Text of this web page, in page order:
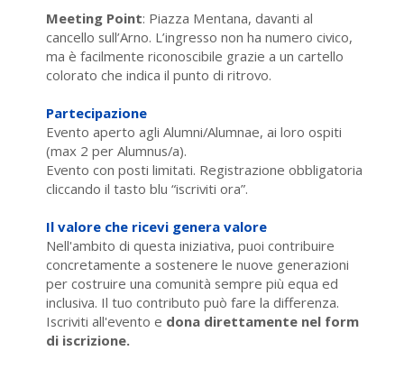
Meeting Point: Piazza Mentana, davanti al
cancello sull’Arno. L’ingresso non ha numero civico,
ma è facilmente riconoscibile grazie a un cartello
colorato che indica il punto di ritrovo.
Partecipazione
Evento aperto agli Alumni/Alumnae, ai loro ospiti
(max 2 per Alumnus/a).
Evento con posti limitati. Registrazione obbligatoria
cliccando il tasto blu “iscriviti ora”.
Il valore che ricevi genera valore
Nell'ambito di questa iniziativa, puoi contribuire
concretamente a sostenere le nuove generazioni
per costruire una comunità sempre più equa ed
inclusiva. Il tuo contributo può fare la differenza.
Iscriviti all'evento e dona direttamente nel form
di iscrizione.